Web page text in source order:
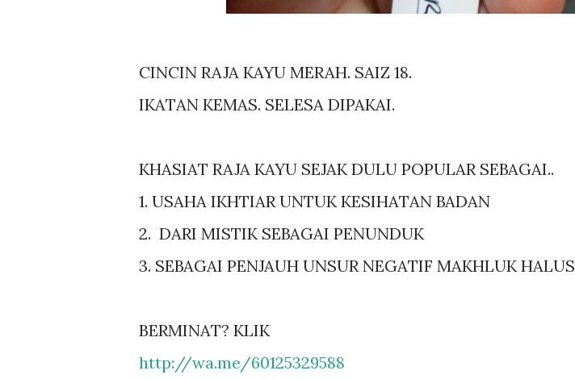
CINCIN RAJA KAYU MERAH. SAIZ 18.
IKATAN KEMAS. SELESA DIPAKAI.
KHASIAT RAJA KAYU SEJAK DULU POPULAR SEBAGAI..
1. USAHA IKHTIAR UNTUK KESIHATAN BADAN
2. DARI MISTIK SEBAGAI PENUNDUK
3. SEBAGAI PENJAUH UNSUR NEGATIF MAKHLUK HALUS
BERMINAT? KLIK
http://wa.me/60125329588